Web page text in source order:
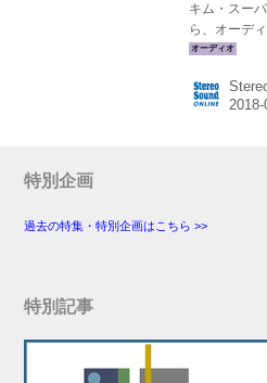
キム・スー
ら、オーデ
された。価
的に除去す
の素材には
ぎは何もの
特別企画
過去の特集・特別企画はこちら >>
特別記事